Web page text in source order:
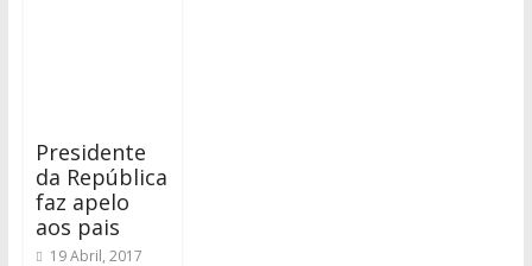
Presidente
da República
faz apelo
aos pais
19 Abril, 2017